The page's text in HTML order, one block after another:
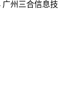
广州三合信息技